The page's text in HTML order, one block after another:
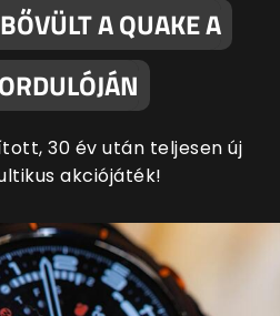
A QUAKE A
30 év után teljesen új
akciójáték!